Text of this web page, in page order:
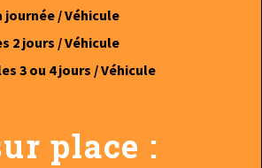
journée / Véhicule
2 jours / Véhicule
3 ou 4 jours / Véhicule
place :